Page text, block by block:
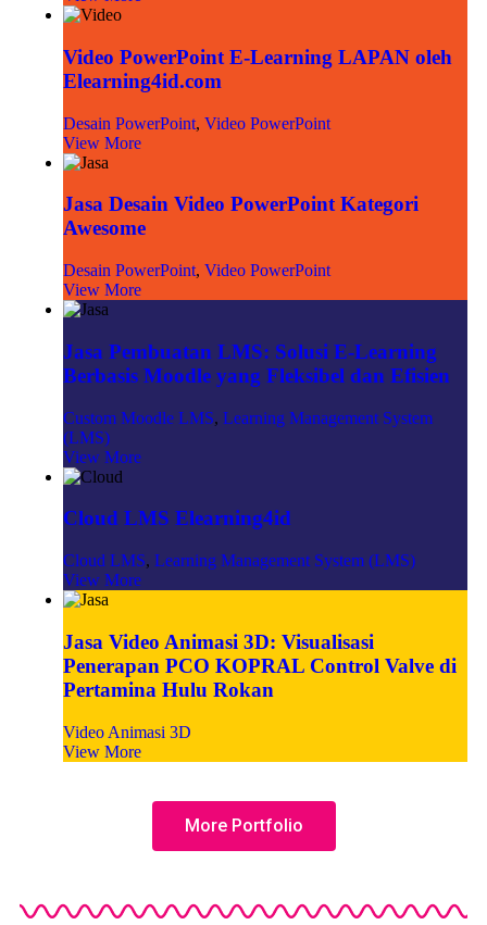
Video PowerPoint E-Learning LAPAN oleh
Elearning4id.com
Desain PowerPoint, Video PowerPoint
View More
Jasa Desain Video PowerPoint Kategori
Awesome
Desain PowerPoint, Video PowerPoint
View More
Jasa Pembuatan LMS: Solusi E-Learning
Berbasis Moodle yang Fleksibel dan Efisien
Custom Moodle LMS, Learning Management System
(LMS)
View More
Cloud LMS Elearning4id
Cloud LMS, Learning Management System (LMS)
View More
Jasa Video Animasi 3D: Visualisasi
Penerapan PCO KOPRAL Control Valve di
Pertamina Hulu Rokan
Video Animasi 3D
View More
More Portfolio